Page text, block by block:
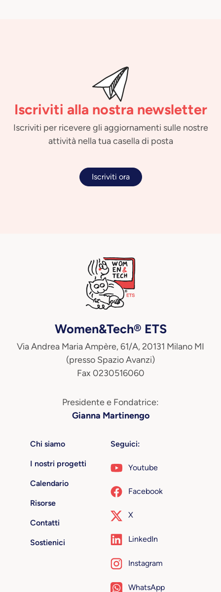
Iscriviti alla nostra newsletter
Iscriviti per ricevere gli aggiornamenti sulle nostre
attività nella tua casella di posta
Iscriviti ora
Women&Tech® ETS
Via Andrea Maria Ampère, 61/A, 20131 Milano MI
(presso Spazio Avanzi)
Fax 0230516060
Presidente e Fondatrice:
Gianna Martinengo
Chi siamo
I nostri progetti
Calendario
Risorse
Contatti
Sostienici
Seguici:
Youtube
Facebook
X
LinkedIn
Instagram
WhatsApp